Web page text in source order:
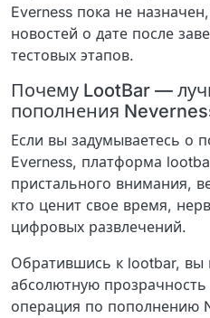
Everness пока не
новостей о дате после
тестовых этапов.
Почему LootBar —
пополнения
Если вы задумываетесь о
Everness, платформа
пристального внимания,
кто ценит свое время,
цифровых развлечений.
Обратившись к lootbar, вы
абсолютную
операция по пополнению